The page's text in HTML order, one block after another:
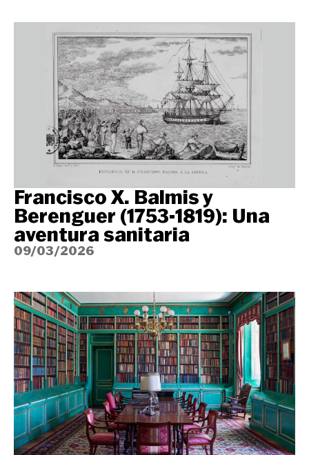
Francisco X. Balmis y
Berenguer (1753-1819): Una
aventura sanitaria
09/03/2026